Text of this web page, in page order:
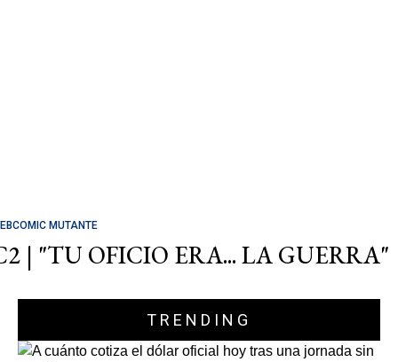
MUTANTE
| "TU OFICIO ERA... LA GUERRA"
TRENDING